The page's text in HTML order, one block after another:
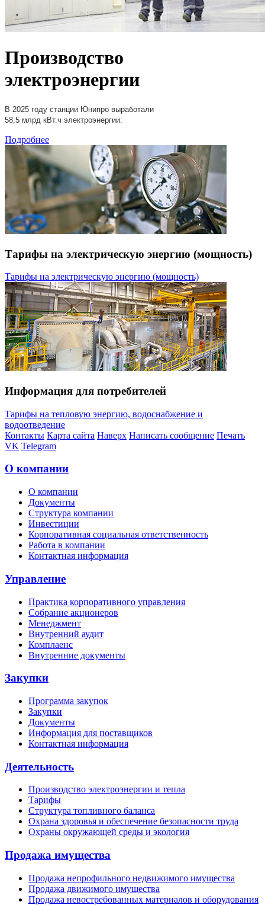
Производство
электроэнергии
В 2025 году станции Юнипро выработали
58,5 млрд кВт.ч электроэнергии.
Подробнее
Тарифы на электрическую энергию (мощность)
Тарифы на электрическую энергию (мощность)
Информация для потребителей
Тарифы на тепловую энергию, водоснабжение и
водоотведение
Контакты Карта сайта Наверх Написать сообщение Печать
VK Telegram
О компании
О компании
Документы
Структура компании
Инвестиции
Корпоративная социальная ответственность
Работа в компании
Контактная информация
Управление
Практика корпоративного управления
Собрание акционеров
Менеджмент
Внутренний аудит
Комплаенс
Внутренние документы
Закупки
Программа закупок
Закупки
Документы
Информация для поставщиков
Контактная информация
Деятельность
Производство электроэнергии и тепла
Тарифы
Структура топливного баланса
Охрана здоровья и обеспечение безопасности труда
Охраны окружающей среды и экология
Продажа имущества
Продажа непрофильного недвижимого имущества
Продажа движимого имущества
Продажа невостребованных материалов и оборудования